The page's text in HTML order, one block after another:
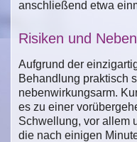
anschließend etwa
Risiken und
Aufgrund der
Behandlung praktisch
nebenwirkungsarm.
es zu einer
Schwellung, vor allem
die nach einigen